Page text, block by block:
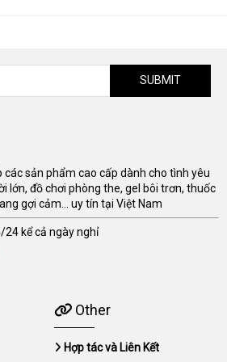
SUBMIT
sản phẩm cao cấp dành cho tình yêu
lớn, đồ chơi phòng the, gel bôi trơn, thuốc
gợi cảm... uy tín tại Việt Nam
24 kể cả ngày nghỉ
Other
Hợp tác và Liên Kết